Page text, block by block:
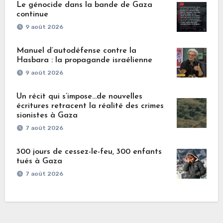
Le génocide dans la bande de Gaza
continue
9 août 2026
Manuel d’autodéfense contre la
Hasbara : la propagande israélienne
9 août 2026
Un récit qui s’impose…de nouvelles
écritures retracent la réalité des crimes
sionistes à Gaza
7 août 2026
300 jours de cessez-le-feu, 300 enfants
tués à Gaza
7 août 2026